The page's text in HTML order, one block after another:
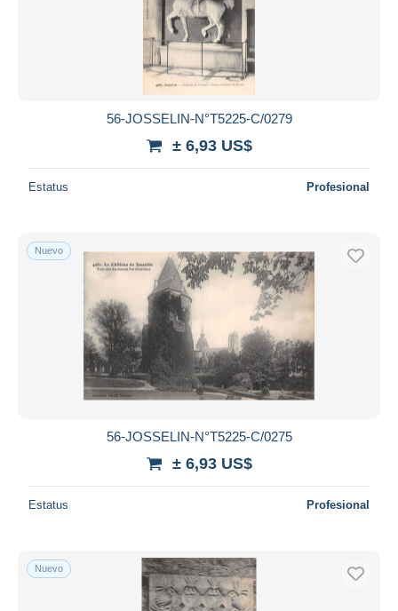
56-JOSSELIN-N°T5225-C/0279
± 6,93 US$
Estatus Profesional
Nuevo
56-JOSSELIN-N°T5225-C/0275
± 6,93 US$
Estatus Profesional
Nuevo